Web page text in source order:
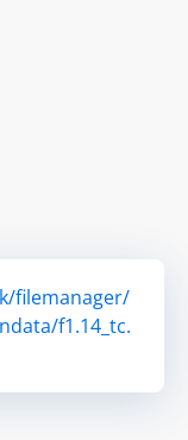
filemanager/
f1.14_tc.